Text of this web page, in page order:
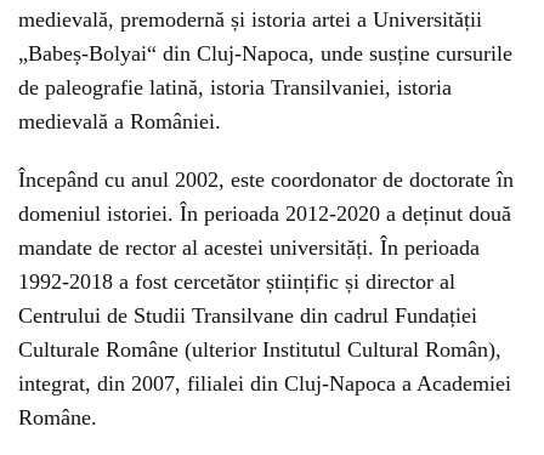
medievală, premodernă și istoria artei a Universității
„Babeș-Bolyai“ din Cluj-Napoca, unde susține cursurile
de paleografie latină, istoria Transilvaniei, istoria
medievală a României.
Începând cu anul 2002, este coordonator de doctorate în
domeniul istoriei. În perioada 2012-2020 a deținut două
mandate de rector al acestei universități. În perioada
1992-2018 a fost cercetător științific și director al
Centrului de Studii Transilvane din cadrul Fundației
Culturale Române (ulterior Institutul Cultural Român),
integrat, din 2007, filialei din Cluj-Napoca a Academiei
Române.